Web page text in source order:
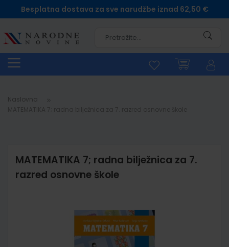
Besplatna dostava za sve narudžbe iznad 62,50 €
Naslovna
MATEMATIKA 7; radna bilježnica za 7.
razred osnovne škole